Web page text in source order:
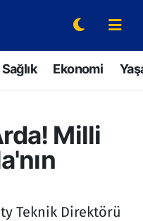
Sağlık Ekonomi
Milli
Teknik Direktörü
Fikstür